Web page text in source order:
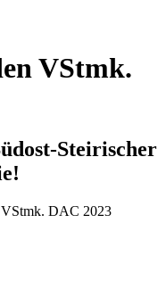
VStmk.
Steirischer
VStmk. DAC 2023